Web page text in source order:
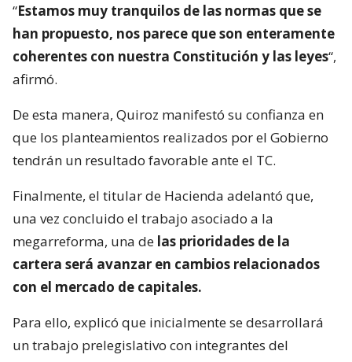
“Estamos muy tranquilos de las normas que se
han propuesto, nos parece que son enteramente
coherentes con nuestra Constitución y las leyes“,
afirmó.
De esta manera, Quiroz manifestó su confianza en
que los planteamientos realizados por el Gobierno
tendrán un resultado favorable ante el TC.
Finalmente, el titular de Hacienda adelantó que,
una vez concluido el trabajo asociado a la
megarreforma, una de las prioridades de la
cartera será avanzar en cambios relacionados
con el mercado de capitales.
Para ello, explicó que inicialmente se desarrollará
un trabajo prelegislativo con integrantes del